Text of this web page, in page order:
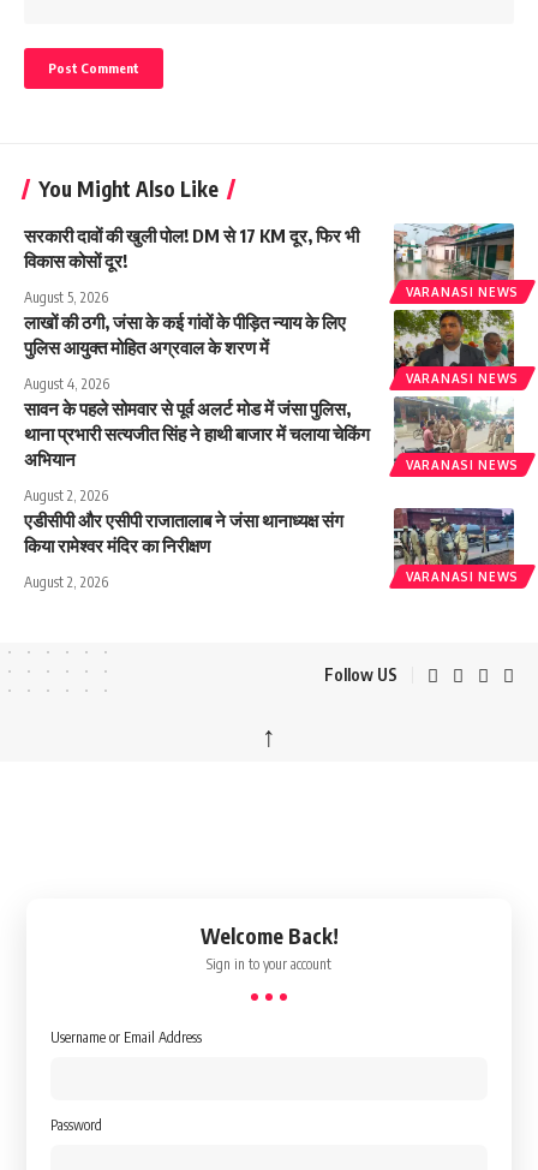
You Might Also Like
VARANASI NEWS
सरकारी दावों की खुली पोल! DM से 17 KM दूर, फिर भी
विकास कोसों दूर!
August 5, 2026
VARANASI NEWS
लाखों की ठगी, जंसा के कई गांवों के पीड़ित न्याय के लिए
पुलिस आयुक्त मोहित अग्रवाल के शरण में
August 4, 2026
VARANASI NEWS
सावन के पहले सोमवार से पूर्व अलर्ट मोड में जंसा पुलिस,
थाना प्रभारी सत्यजीत सिंह ने हाथी बाजार में चलाया चेकिंग
अभियान
August 2, 2026
VARANASI NEWS
एडीसीपी और एसीपी राजातालाब ने जंसा थानाध्यक्ष संग
किया रामेश्वर मंदिर का निरीक्षण
August 2, 2026
Follow US
↑
Welcome Back!
Sign in to your account
Username or Email Address
Password